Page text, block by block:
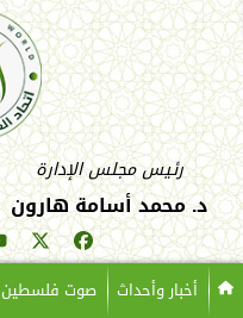
رئيس مجلس الإدارة
د. محمد أسامة هارون
أخبار وأحداث صوت فلسطين